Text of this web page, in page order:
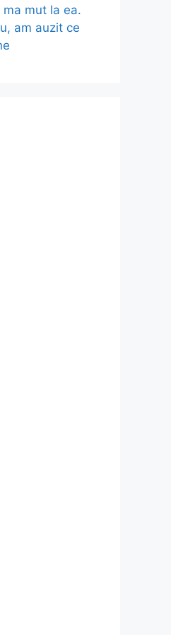
mut la ea.
am auzit ce